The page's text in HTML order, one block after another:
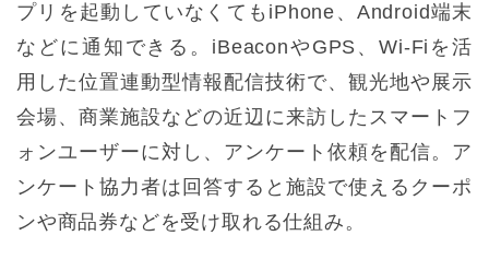
プリを起動していなくてもiPhone、Android端末
などに通知できる。iBeaconやGPS、Wi-Fiを活
用した位置連動型情報配信技術で、観光地や展示
会場、商業施設などの近辺に来訪したスマートフ
ォンユーザーに対し、アンケート依頼を配信。ア
ンケート協力者は回答すると施設で使えるクーポ
ンや商品券などを受け取れる仕組み。